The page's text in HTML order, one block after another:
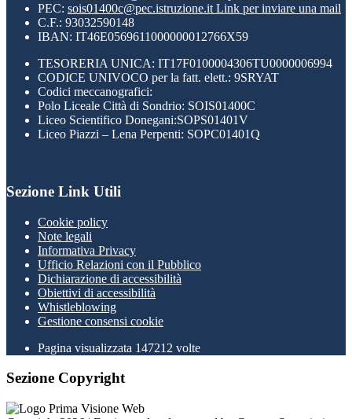
PEC: sois01400c@pec.istruzione.it Link per inviare una mail
C.F.: 93032590148
IBAN: IT46E0569611000000012766X59
TESORERIA UNICA: IT17F0100004306TU0000006994
CODICE UNIVOCO per la fatt. elett.: 9SRYAT
Codici meccanografici:
Polo Liceale Città di Sondrio: SOIS01400C
Liceo Scientifico Donegani:SOPS01401V
Liceo Piazzi – Lena Perpenti: SOPC01401Q
Sezione Link Utili
Cookie policy
Note legali
Informativa Privacy
Ufficio Relazioni con il Pubblico
Dichiarazione di accessibilità
Obiettivi di accessibilità
Whistleblowing
Gestione consensi cookie
Pagina visualizzata 147212 volte
Sezione Copyright